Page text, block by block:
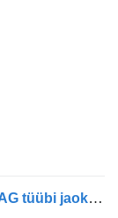
Mootor Mercedes-Benz 476934M447HLAG tüübi jaoks bussi Mercedes-Benz CITARO (01.98-)